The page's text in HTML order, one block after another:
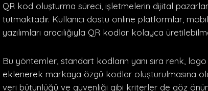
QR kod oluşturma süreci, işletmelerin dijital
tutmaktadır. Kullanıcı dostu online platformlar,
yazılımları aracılığıyla QR kodlar kolayca
Bu yöntemler, standart kodların yanı sıra renk,
eklenerek markaya özgü kodlar oluşturulmasına
veri bütünlüğü ve güvenliği gibi kriterler de göz